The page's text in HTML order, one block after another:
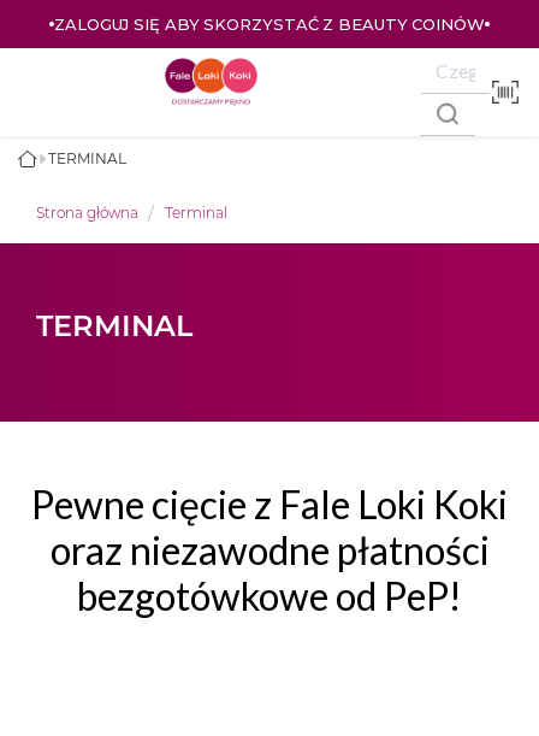
ZALOGUJ SIĘ ABY SKORZYSTAĆ Z BEAUTY COINÓW
TERMINAL
Strona główna Terminal
TERMINAL
Pewne cięcie z Fale Loki Koki
oraz niezawodne płatności
bezgotówkowe od PeP!